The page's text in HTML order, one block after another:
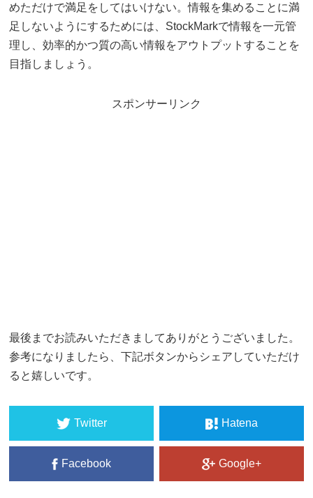
めただけで満足をしてはいけない。情報を集めることに満
足しないようにするためには、StockMarkで情報を一元管
理し、効率的かつ質の高い情報をアウトプットすることを
目指しましょう。
スポンサーリンク
最後までお読みいただきましてありがとうございました。
参考になりましたら、下記ボタンからシェアしていただけ
ると嬉しいです。
Twitter Hatena
Facebook Google+